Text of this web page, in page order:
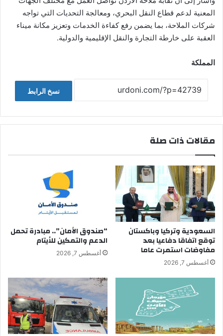
المعنية لدعم قطاع النقل البحري، ومعالجة التحديات التي تواجه
شركات الملاحة، بما يضمن رفع كفاءة الخدمات وتعزيز مكانة ميناء
العقبة على خارطة التجارة والنقل الإقليمية والدولية.
المملكة
نسخ الرابط
مقالات ذات صلة
السعودية وتركيا وباكستان
توقع اتفاقا دفاعيا بعد
مفاوضات استمرت عاما
أغسطس 7, 2026
“صندوق الأمان”.. مبادرة تحمل
الدعم والتمكين للأيتام
أغسطس 7, 2026